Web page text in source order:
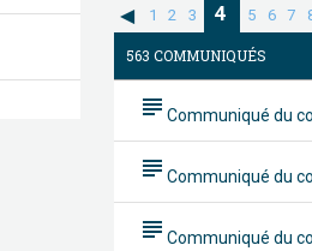
1 2 3 4 5 6 7
563 COMMUNIQUÉS
subject Communiqué du
subject Communiqué du
subject Communiqué du